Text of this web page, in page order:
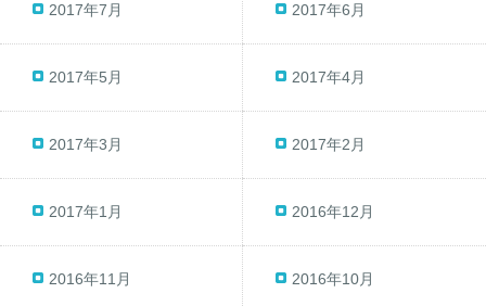
2017年7月 2017年6月
2017年5月 2017年4月
2017年3月 2017年2月
2017年1月 2016年12月
2016年11月 2016年10月